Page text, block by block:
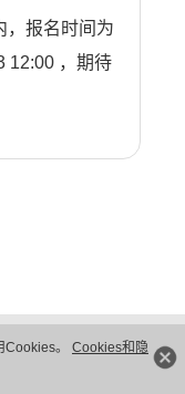
。 Cookies和隐
，报名时间为
12:00 ，期待